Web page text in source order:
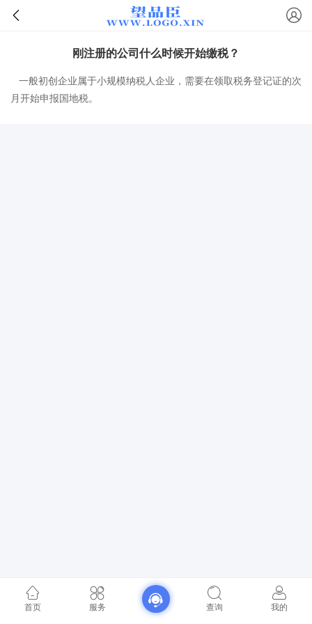
刚注册的公司什么时候开始缴税？
一般初创企业属于小规模纳税人企业，需要在领取税务登记证的次
月开始申报国地税。
首页 服务 查询 我的